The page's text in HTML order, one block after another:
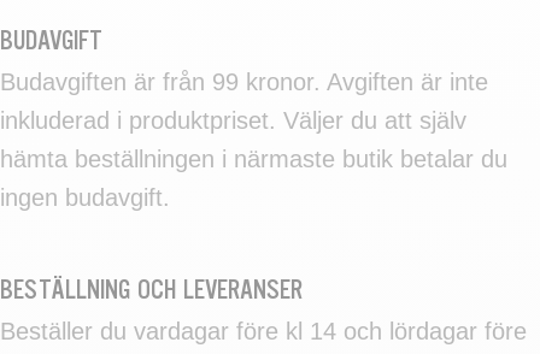
BUDAVGIFT
Budavgiften är från 99 kronor. Avgiften är inte
inkluderad i produktpriset. Väljer du att själv
hämta beställningen i närmaste butik betalar du
ingen budavgift.
BESTÄLLNING OCH LEVERANSER
Beställer du vardagar före kl 14 och lördagar före